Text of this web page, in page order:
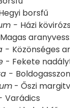
borsfű
- Házi
Magas
- Közönséges
- Fekete
-
- Őszi
Varádics